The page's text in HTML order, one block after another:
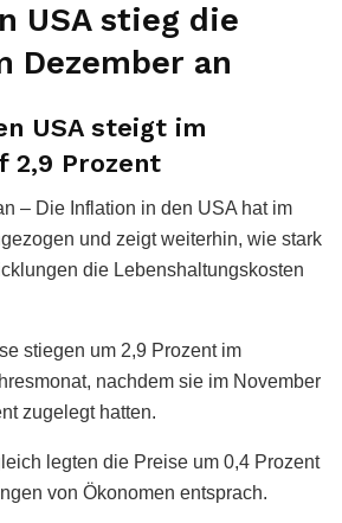
USA stieg die
Dezember an
USA steigt im
2,9 Prozent
– Die Inflation in den USA hat im
und zeigt weiterhin, wie stark
die Lebenshaltungskosten
stiegen um 2,9 Prozent im
nachdem sie im November
zugelegt hatten.
legten die Preise um 0,4 Prozent
von Ökonomen entsprach.